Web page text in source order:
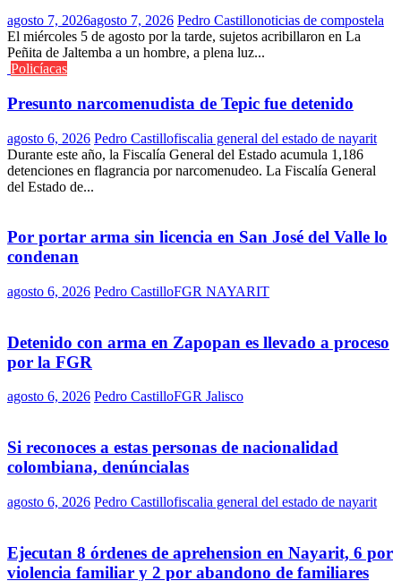
agosto 7, 2026agosto 7, 2026 Pedro Castillonoticias de compostela
El miércoles 5 de agosto por la tarde, sujetos acribillaron en La
Peñita de Jaltemba a un hombre, a plena luz...
Policíacas
Presunto narcomenudista de Tepic fue detenido
agosto 6, 2026 Pedro Castillofiscalia general del estado de nayarit
Durante este año, la Fiscalía General del Estado acumula 1,186
detenciones en flagrancia por narcomenudeo. La Fiscalía General
del Estado de...
Por portar arma sin licencia en San José del Valle lo
condenan
agosto 6, 2026 Pedro CastilloFGR NAYARIT
Detenido con arma en Zapopan es llevado a proceso
por la FGR
agosto 6, 2026 Pedro CastilloFGR Jalisco
Si reconoces a estas personas de nacionalidad
colombiana, denúncialas
agosto 6, 2026 Pedro Castillofiscalia general del estado de nayarit
Ejecutan 8 órdenes de aprehension en Nayarit, 6 por
violencia familiar y 2 por abandono de familiares